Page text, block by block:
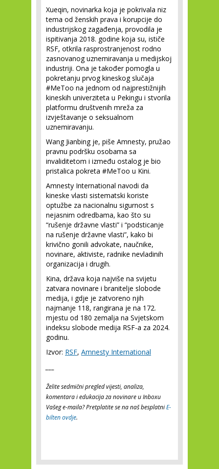
Xueqin, novinarka koja je pokrivala niz
tema od ženskih prava i korupcije do
industrijskog zagađenja, provodila je
ispitivanja 2018. godine koja su, ističe
RSF, otkrila rasprostranjenost rodno
zasnovanog uznemiravanja u medijskoj
industriji. Ona je također pomogla u
pokretanju prvog kineskog slučaja
#MeToo na jednom od najprestižnijih
kineskih univerziteta u Pekingu i stvorila
platformu društvenih mreža za
izvještavanje o seksualnom
uznemiravanju.
Wang Jianbing je, piše Amnesty, pružao
pravnu podršku osobama sa
invaliditetom i između ostalog je bio
pristalica pokreta #MeToo u Kini.
Amnesty International navodi da
kineske vlasti sistematski koriste
optužbe za nacionalnu sigurnost s
nejasnim odredbama, kao što su
“rušenje državne vlasti” i “podsticanje
na rušenje državne vlasti”, kako bi
krivično gonili advokate, naučnike,
novinare, aktiviste, radnike nevladinih
organizacija i drugih.
Kina, država koja najviše na svijetu
zatvara novinare i branitelje slobode
medija, i gdje je zatvoreno njih
najmanje 118, rangirana je na 172.
mjestu od 180 zemalja na Svjetskom
indeksu slobode medija RSF-a za 2024.
godinu.
Izvor: RSF, Amnesty International
Želite sedmični pregled vijesti, analiza,
komentara i edukacija za novinare u Inboxu
Vašeg e-maila? Pretplatite se na naš besplatniE-
bilten ovdje.